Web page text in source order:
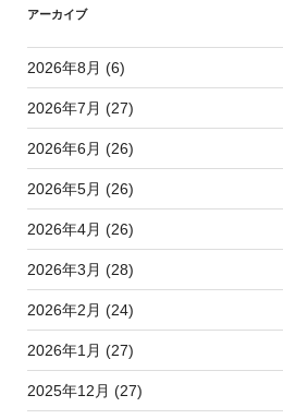
アーカイブ
2026年8月 (6)
2026年7月 (27)
2026年6月 (26)
2026年5月 (26)
2026年4月 (26)
2026年3月 (28)
2026年2月 (24)
2026年1月 (27)
2025年12月 (27)